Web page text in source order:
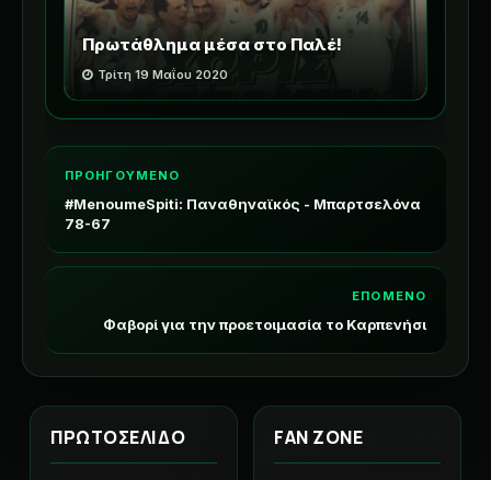
Πρωτάθλημα μέσα στο Παλέ!
Τρίτη 19 Μαΐου 2020
ΕΠΟΜΕΝΟ
Φαβορί για την προετοιμασία το Καρπενήσι
ΠΡΟΗΓΟΥΜΕΝΟ
#MenoumeSpiti: Παναθηναϊκός - Μπαρτσελόνα
78-67
ΠΡΩΤΟΣΕΛΙΔΟ FAN ZONE